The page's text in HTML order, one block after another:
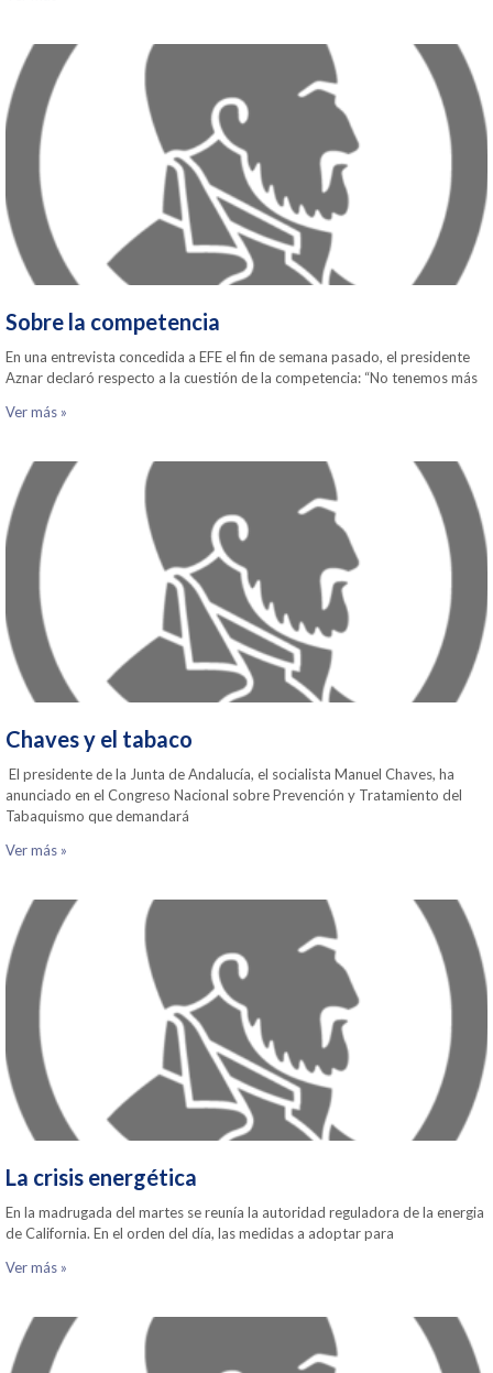
Sobre la competencia
En una entrevista concedida a EFE el fin de semana pasado, el presidente
Aznar declaró respecto a la cuestión de la competencia: “No tenemos más
Ver más »
Chaves y el tabaco
El presidente de la Junta de Andalucía, el socialista Manuel Chaves, ha
anunciado en el Congreso Nacional sobre Prevención y Tratamiento del
Tabaquismo que demandará
Ver más »
La crisis energética
En la madrugada del martes se reunía la autoridad reguladora de la energia
de California. En el orden del día, las medidas a adoptar para
Ver más »